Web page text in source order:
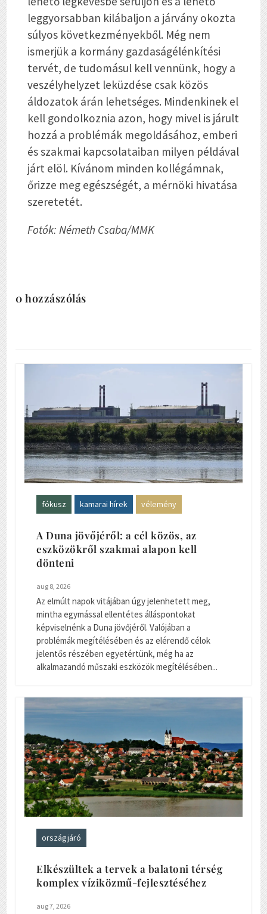
leggyorsabban kilábaljon a járvány okozta
súlyos következményekből. Még nem
ismerjük a kormány gazdaságélénkítési
tervét, de tudomásul kell vennünk, hogy a
veszélyhelyzet leküzdése csak közös
áldozatok árán lehetséges. Mindenkinek el
kell gondolkoznia azon, hogy mivel is járult
hozzá a problémák megoldásához, emberi
és szakmai kapcsolataiban milyen példával
járt elöl. Kívánom minden kollégámnak,
őrizze meg egészségét, a mérnöki hivatása
szeretetét.
Fotók: Németh Csaba/MMK
0 hozzászólás
fókusz kamarai hírek vélemény
A Duna jövőjéről: a cél közös, az
eszközökről szakmai alapon kell
dönteni
aug 8, 2026
Az elmúlt napok vitájában úgy jelenhetett meg,
mintha egymással ellentétes álláspontokat
képviselnénk a Duna jövőjéről. Valójában a
problémák megítélésében és az elérendő célok
jelentős részében egyetértünk, még ha az
alkalmazandó műszaki eszközök megítélésében...
országjáró
Elkészültek a tervek a balatoni térség
komplex víziközmű-fejlesztéséhez
aug 7, 2026